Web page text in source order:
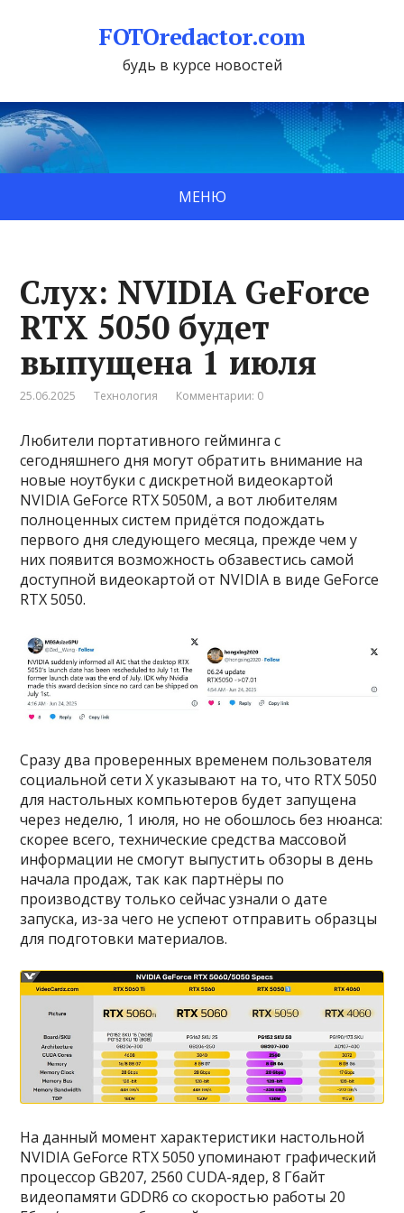
FOTOredactor.com
будь в курсе новостей
МЕНЮ
Слух: NVIDIA GeForce
RTX 5050 будет
выпущена 1 июля
25.06.2025 Технология Комментарии: 0
Любители портативного гейминга с
сегодняшнего дня могут обратить внимание на
новые ноутбуки с дискретной видеокартой
NVIDIA GeForce RTX 5050M, а вот любителям
полноценных систем придётся подождать
первого дня следующего месяца, прежде чем у
них появится возможность обзавестись самой
доступной видеокартой от NVIDIA в виде GeForce
RTX 5050.
Сразу два проверенных временем пользователя
социальной сети X указывают на то, что RTX 5050
для настольных компьютеров будет запущена
через неделю, 1 июля, но не обошлось без нюанса:
скорее всего, технические средства массовой
информации не смогут выпустить обзоры в день
начала продаж, так как партнёры по
производству только сейчас узнали о дате
запуска, из-за чего не успеют отправить образцы
для подготовки материалов.
На данный момент характеристики настольной
NVIDIA GeForce RTX 5050 упоминают графический
процессор GB207, 2560 CUDA-ядер, 8 Гбайт
видеопамяти GDDR6 со скоростью работы 20